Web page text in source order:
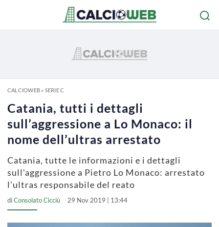
CALCIOWEB» SERIE C
Catania, tutti i dettagli
sull’aggressione a Lo Monaco: il
nome dell’ultras arrestato
Catania, tutte le informazioni e i dettagli
sull'aggressione a Pietro Lo Monaco: arrestato
l'ultras responsabile del reato
diConsolato Cicciù 29 Nov 2019 | 13:44